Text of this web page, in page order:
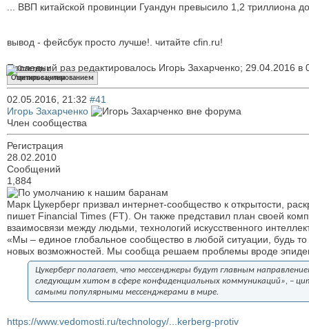
... ВВП китайской провинции Гуандун превысило 1,2 триллиона
вывод - фейсбук просто лучше!. читайте cfin.ru!
Последний раз редактировалось Игорь Захарченко; 29.04.2016 в
Ответить с цитированием
02.05.2016, 21:32 #41
Игорь Захарченко
Член сообщества
Регистрация
28.02.2010
Сообщений
1,884
к нашим баранам
Марк Цукерберг призвал интернет-сообщество к открытости,
пишет Financial Times (FT). Он также представил план своей
взаимосвязи между людьми, технологий искусственного
«Мы – единое глобальное сообщество в любой ситуации, будь
новых возможностей. Мы сообща решаем проблемы вроде
Цукерберг полагает, что мессенджеры будут главным
следующим хитом в сфере конфиденциальных коммуникаций», –
самыми популярными мессенджерами в мире.
https://www.vedomosti.ru/technology/...kerberg-protiv